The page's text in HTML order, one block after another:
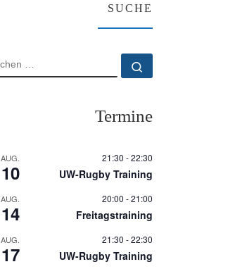
SUCHE
SUCHE
Termine
AUG.
10
21:30 -22:30
UW-Rugby Training
AUG.
14
20:00 -21:00
Freitagstraining
AUG.
17
21:30 -22:30
UW-Rugby Training